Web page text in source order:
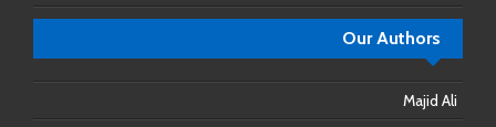
Our Authors
Majid Ali